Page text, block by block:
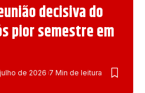
decisiva do
pior semestre em
de 2026 7 Min de leitura